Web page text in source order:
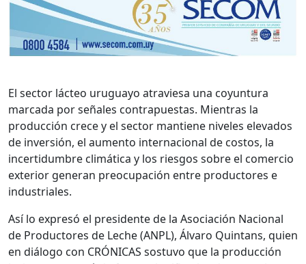
El sector lácteo uruguayo atraviesa una coyuntura
marcada por señales contrapuestas. Mientras la
producción crece y el sector mantiene niveles elevados
de inversión, el aumento internacional de costos, la
incertidumbre climática y los riesgos sobre el comercio
exterior generan preocupación entre productores e
industriales.
Así lo expresó el presidente de la Asociación Nacional
de Productores de Leche (ANPL), Álvaro Quintans, quien
en diálogo con CRÓNICAS sostuvo que la producción